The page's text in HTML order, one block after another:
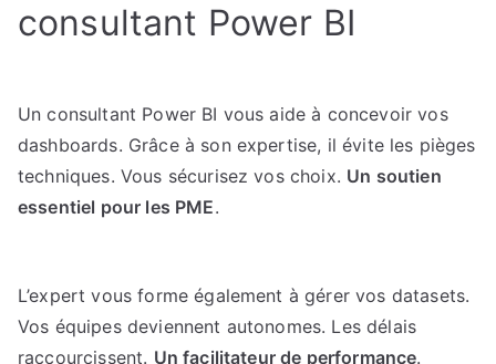
consultant Power BI
Un consultant Power BI vous aide à concevoir vos
dashboards. Grâce à son expertise, il évite les pièges
techniques. Vous sécurisez vos choix. Un soutien
essentiel pour les PME.
L’expert vous forme également à gérer vos datasets.
Vos équipes deviennent autonomes. Les délais
raccourcissent. Un facilitateur de performance.